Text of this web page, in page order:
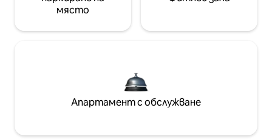
място
Апартамент с обслужване